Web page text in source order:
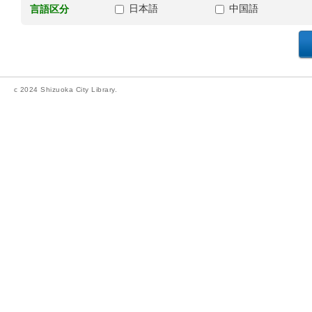
言語区分 日本語 中国語
c 2024 Shizuoka City Library.